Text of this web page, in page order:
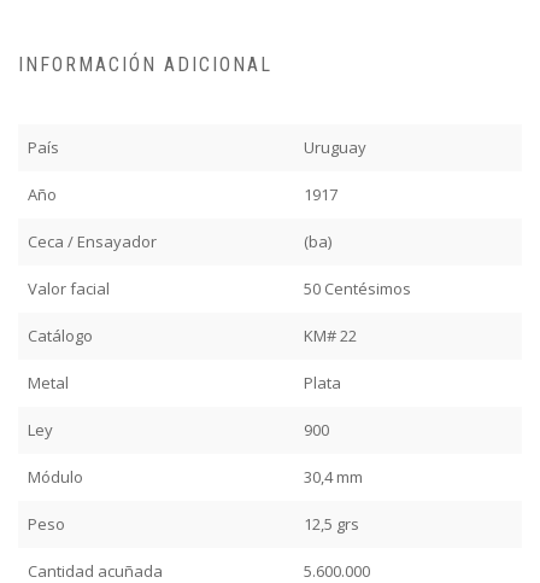
INFORMACIÓN ADICIONAL
País Uruguay
Año 1917
Ceca / Ensayador (ba)
Valor facial 50 Centésimos
Catálogo KM# 22
Metal Plata
Ley 900
Módulo 30,4 mm
Peso 12,5 grs
Cantidad acuñada 5.600.000